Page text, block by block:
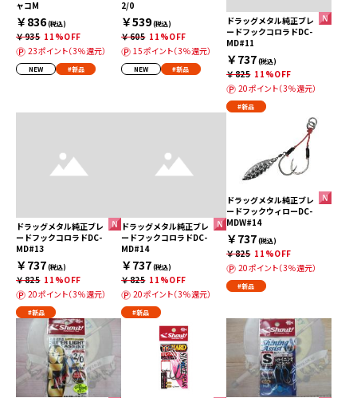
ャコM
￥836(税込)
￥935 11%OFF
23ポイント（3％還元）
NEW #新品
2/0
￥539(税込)
￥605 11%OFF
15ポイント（3％還元）
NEW #新品
ドラッグメタル純正ブレ
ードフックコロラドDC-
MD#11
￥737(税込)
￥825 11%OFF
20ポイント（3％還元）
#新品
ドラッグメタル純正ブレ
ードフックコロラドDC-
MD#13
￥737(税込)
￥825 11%OFF
20ポイント（3％還元）
#新品
ドラッグメタル純正ブレ
ードフックコロラドDC-
MD#14
￥737(税込)
￥825 11%OFF
20ポイント（3％還元）
#新品
ドラッグメタル純正ブレ
ードフックウィローDC-
MDW#14
￥737(税込)
￥825 11%OFF
20ポイント（3％還元）
#新品